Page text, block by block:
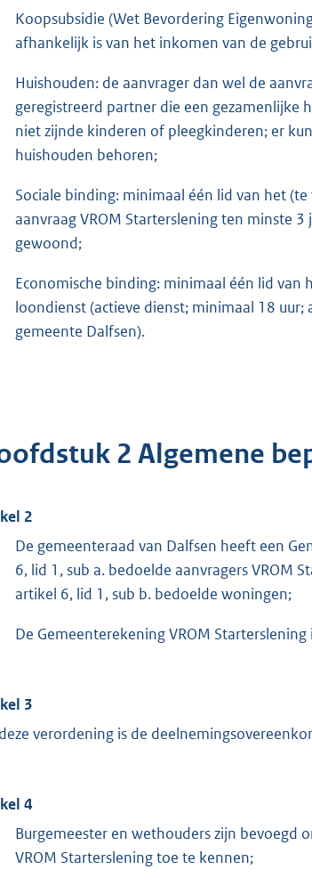
Koopsubsidie (Wet Bevordering
afhankelijk is van het inkomen van de
Huishouden: de aanvrager dan wel de
geregistreerd partner die een gezamenlijke
niet zijnde kinderen of pleegkinderen; er
huishouden behoren;
Sociale binding: minimaal één lid van het
aanvraag VROM Starterslening ten minste
gewoond;
Economische binding: minimaal één lid
loondienst (actieve dienst; minimaal 18
gemeente Dalfsen).
2 Algemene
2
De gemeenteraad van Dalfsen heeft een
6, lid 1, sub a. bedoelde aanvragers VROM
artikel 6, lid 1, sub b. bedoelde woningen;
De Gemeenterekening VROM
3
verordening is de
4
Burgemeester en wethouders zijn bevoegd
VROM Starterslening toe te kennen;